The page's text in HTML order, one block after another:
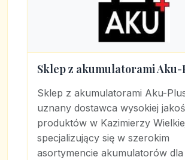
Sklep z akumulatorami Aku-
Sklep z akumulatorami Aku-
uznany dostawca wysokiej
produktów w Kazimierzy
specjalizujący się w szerokim
asortymencie akumulatorów dla